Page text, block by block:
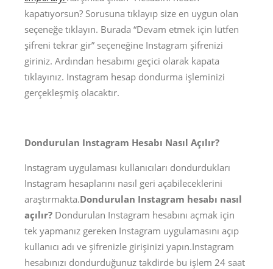
kapatıyorsun? Sorusuna tıklayıp size en uygun olan
seçeneğe tıklayın. Burada “Devam etmek için lütfen
şifreni tekrar gir” seçeneğine Instagram şifrenizi
giriniz. Ardından hesabımı geçici olarak kapata
tıklayınız. Instagram hesap dondurma işleminizi
gerçekleşmiş olacaktır.
Dondurulan Instagram Hesabı Nasıl Açılır?
Instagram uygulaması kullanıcıları dondurdukları
Instagram hesaplarını nasıl geri açabileceklerini
araştırmakta.Dondurulan Instagram hesabı nasıl
açılır? Dondurulan Instagram hesabını açmak için
tek yapmanız gereken Instagram uygulamasını açıp
kullanıcı adı ve şifrenizle girişinizi yapın.Instagram
hesabınızı dondurduğunuz takdirde bu işlem 24 saat